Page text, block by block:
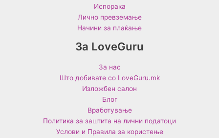
Испорака
Лично превземање
Начини за плаќање
За LoveGuru
За нас
Што добивате со LoveGuru.mk
Изложбен салон
Блог
Вработување
Политика за заштита на лични податоци
Услови и Правила за користење